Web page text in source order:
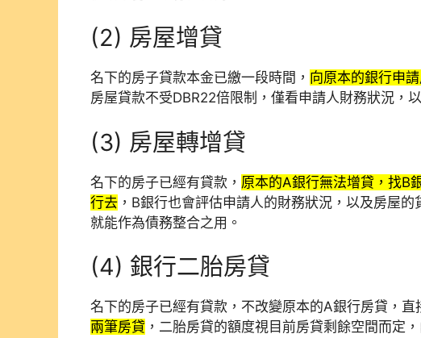
(2) 房屋增貸
名下的房子貸款本金已繳一段時間， 向原本的銀行申
房屋貸款不受DBR22倍限制，僅看申請人財務狀況，
(3) 房屋轉增貸
名下的房子已經有貸款， 原本的A銀行無法增貸，找B
行去 ，B銀行也會評估申請人的財務狀況，以及房屋
就能作為債務整合之用。
(4) 銀行二胎房貸
名下的房子已經有貸款，不改變原本的A銀行房貸，
兩筆房貸 ，二胎房貸的額度視目前房貸剩餘空間而定